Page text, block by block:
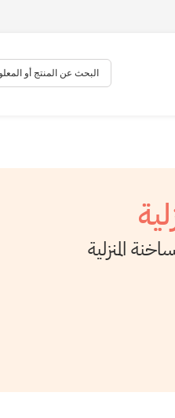
البحث عن المنتج أو المعلومات
المنزلية